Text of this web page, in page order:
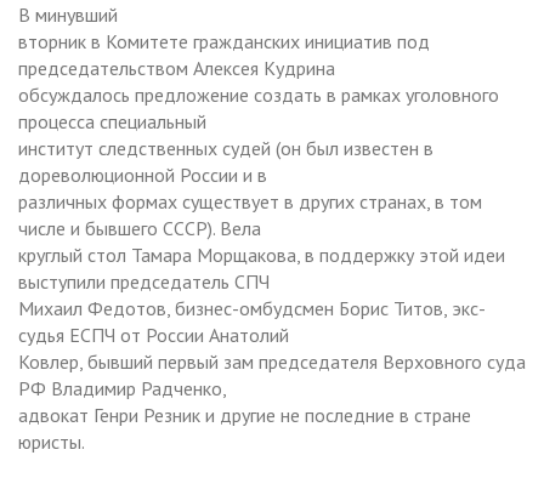
В минувший
вторник в Комитете гражданских инициатив под
председательством Алексея Кудрина
обсуждалось предложение создать в рамках уголовного
процесса специальный
институт следственных судей (он был известен в
дореволюционной России и в
различных формах существует в других странах, в том
числе и бывшего СССР). Вела
круглый стол Тамара Морщакова, в поддержку этой идеи
выступили председатель СПЧ
Михаил Федотов, бизнес-омбудсмен Борис Титов, экс-
судья ЕСПЧ от России Анатолий
Ковлер, бывший первый зам председателя Верховного суда
РФ Владимир Радченко,
адвокат Генри Резник и другие не последние в стране
юристы.